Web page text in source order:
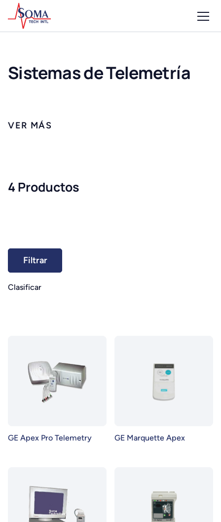
Sistemas de Telemetría
4 Productos
Clasificar
GE Apex Pro Telemetry GE Marquette Apex